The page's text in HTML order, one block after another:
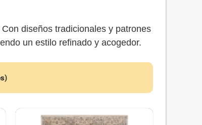
diseños tradicionales y patrones
un estilo refinado y acogedor.
)